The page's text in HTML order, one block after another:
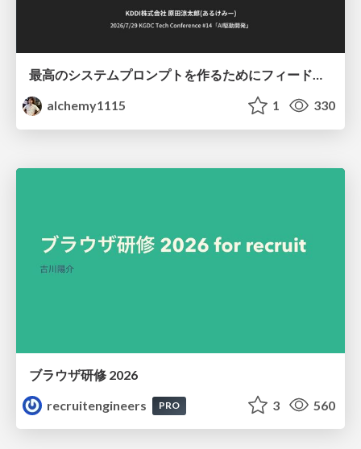
最高のシステムプロンプトを作るためにフィードバック機能を導入した話
alchemy1115
1 330
ブラウザ研修 2026
recruitengineers
PRO 3 560